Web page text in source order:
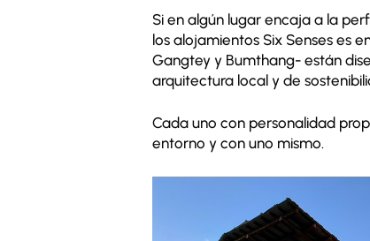
Si en algún lugar encaja a la
los alojamientos Six Senses es
Gangtey y Bumthang- están
arquitectura local y de
Cada uno con personalidad
entorno y con uno mismo.